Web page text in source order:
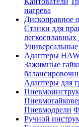
нагрева
Дископравное
Станки для
легкосплавных
Универсальные
Адаптеры
Зажимные
Адаптеры для
Пневмодрели
Ручной